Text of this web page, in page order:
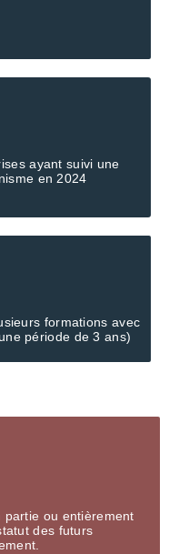
ayant suivi une
en 2024
formations avec
période de 3 ans)
partie ou entièrement
des futurs